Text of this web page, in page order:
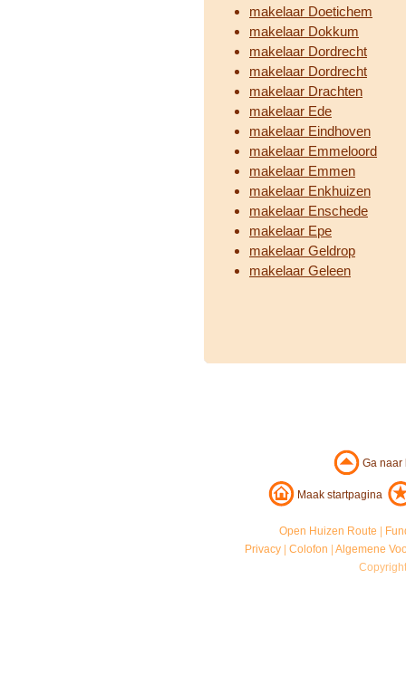
makelaar Doetichem
makelaar Dokkum
makelaar Dordrecht
makelaar Dordrecht
makelaar Drachten
makelaar Ede
makelaar Eindhoven
makelaar Emmeloord
makelaar Emmen
makelaar Enkhuizen
makelaar Enschede
makelaar Epe
makelaar Geldrop
makelaar Geleen
Ga
Maak startpagina
Open Huizen Route
Privacy |Colofon |Algemene